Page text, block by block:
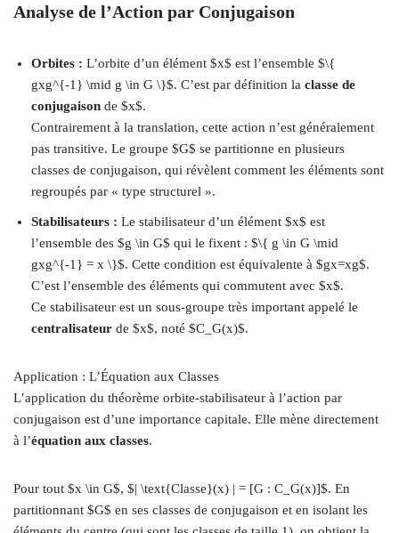
Analyse de l’Action par Conjugaison
Orbites : L’orbite d’un élément $x$ est l’ensemble $\{
gxg^{-1} \mid g \in G \}$. C’est par définition la classe de
conjugaison de $x$.
Contrairement à la translation, cette action n’est généralement
pas transitive. Le groupe $G$ se partitionne en plusieurs
classes de conjugaison, qui révèlent comment les éléments sont
regroupés par « type structurel ».
Stabilisateurs : Le stabilisateur d’un élément $x$ est
l’ensemble des $g \in G$ qui le fixent : $\{ g \in G \mid
gxg^{-1} = x \}$. Cette condition est équivalente à $gx=xg$.
C’est l’ensemble des éléments qui commutent avec $x$.
Ce stabilisateur est un sous-groupe très important appelé le
centralisateur de $x$, noté $C_G(x)$.
Application : L’Équation aux Classes
L’application du théorème orbite-stabilisateur à l’action par
conjugaison est d’une importance capitale. Elle mène directement
à l’équation aux classes.
Pour tout $x \in G$, $| \text{Classe}(x) | = [G : C_G(x)]$. En
partitionnant $G$ en ses classes de conjugaison et en isolant les